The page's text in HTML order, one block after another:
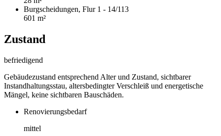
Burgscheidungen, Flur 1 - 14/113
601 m²
Zustand
befriedigend
Gebäudezustand entsprechend Alter und Zustand, sichtbarer
Instandhaltungsstau, altersbedingter Verschleiß und energetische
Mängel, keine sichtbaren Bauschäden.
Renovierungsbedarf
mittel